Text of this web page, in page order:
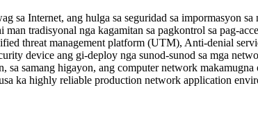
sa Internet, ang hulga sa seguridad sa impormasyon
tradisyonal nga kagamitan sa pagkontrol sa pag-
threat management platform (UTM), Anti-denial
device ang gi-deploy nga sunod-sunod sa mga
sa samang higayon, ang computer network
ka highly reliable production network application